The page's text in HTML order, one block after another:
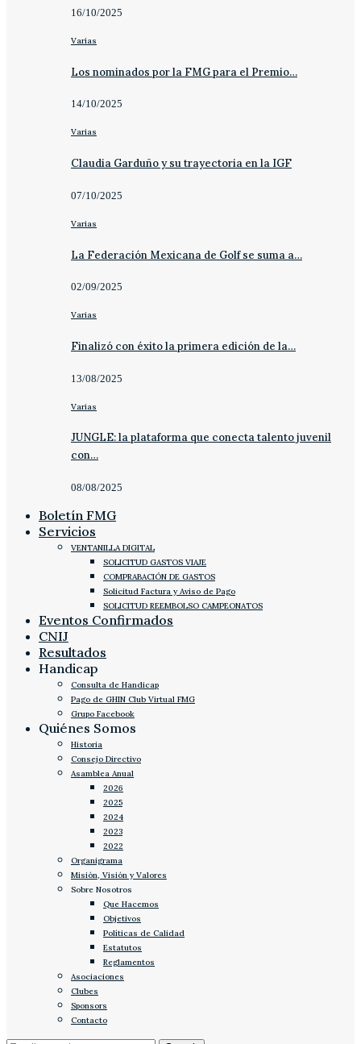
16/10/2025
Varias
Los nominados por la FMG para el Premio…
14/10/2025
Varias
Claudia Garduño y su trayectoria en la IGF
07/10/2025
Varias
La Federación Mexicana de Golf se suma a…
02/09/2025
Varias
Finalizó con éxito la primera edición de la…
13/08/2025
Varias
JUNGLE: la plataforma que conecta talento juvenil
con…
08/08/2025
Boletín FMG
Servicios
VENTANILLA DIGITAL
SOLICITUD GASTOS VIAJE
COMPRABACIÓN DE GASTOS
Solicitud Factura y Aviso de Pago
SOLICITUD REEMBOLSO CAMPEONATOS
Eventos Confirmados
CNIJ
Resultados
Handicap
Consulta de Handicap
Pago de GHIN Club Virtual FMG
Grupo Facebook
Quiénes Somos
Historia
Consejo Directivo
Asamblea Anual
2026
2025
2024
2023
2022
Organigrama
Misión, Visión y Valores
Sobre Nosotros
Que Hacemos
Objetivos
Políticas de Calidad
Estatutos
Reglamentos
Asociaciones
Clubes
Sponsors
Contacto